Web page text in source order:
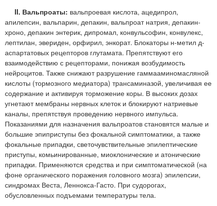
II. Вальпроаты: вальпроевая кислота, ацедипрол,
апилепсин, вальпарин, депакин, вальпроат натрия, депакин-
хроно, депакин энтерик, дипромал, конвульсофин, конвулекс,
лептилан, эвериден, орфирил, энкорат. Блокаторы н-метил д-
аспартатовых рецепторов глутамата. Препятствуют его
взаимодействию с рецепторами, понижая возбудимость
нейроцитов. Также снижают разрушение гаммааминомасляной
кислоты (тормозного медиатора) трансаминазой, увеличивая ее
содержание и активируя торможение коры. В высоких дозах
угнетают мембраны нервных клеток и блокируют натриевые
каналы, препятствуя проведению нервного импульса.
Показаниями для назначения вальпроатов становятся малые и
большие эпиприступы без фокальной симптоматики, а также
фокальные припадки, светочувствительные эпилептические
приступы, комьинированные, миоклонические и атонические
припадки. Применяются средства и при симптоматической (на
фоне органического поражения головного мозга) эпилепсии,
синдромах Веста, Леннокса-Гасто. При судорогах,
обусловленных подъемами температуры тела.